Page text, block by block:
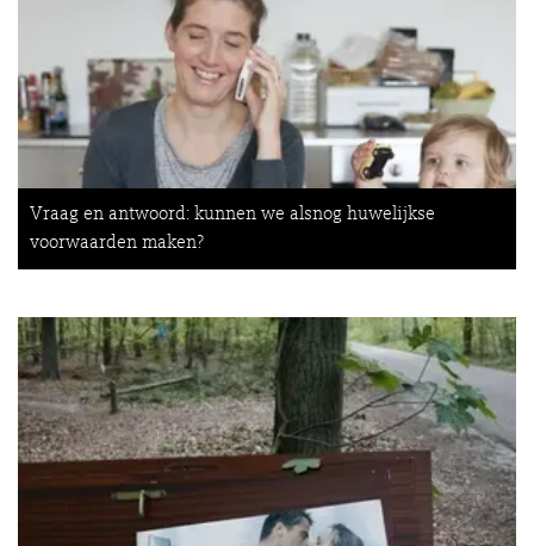
Vraag en antwoord: kunnen we alsnog huwelijkse
voorwaarden maken?